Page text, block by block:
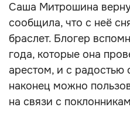
Саша Митрошина
сообщила, что с неё
браслет. Блогер
года, которые она
арестом, и с радостью
наконец можно
на связи с